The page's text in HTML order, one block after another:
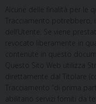
Alcune delle finalità per le
Tracciamento potrebbero,
dell’Utente. Se viene
revocato liberamente in
contenute in questo
Questo Sito Web utilizza
direttamente dal Titolare
Tracciamento “di prima
abilitano servizi forniti da